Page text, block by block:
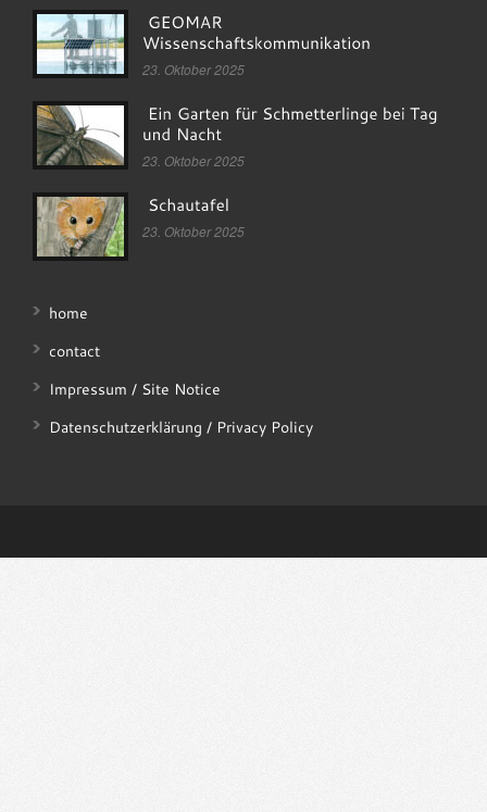
23. Oktober 2025
23. Oktober 2025
23. Oktober 2025
home
contact
Impressum / Site Notice
Datenschutzerklärung / Privacy Policy